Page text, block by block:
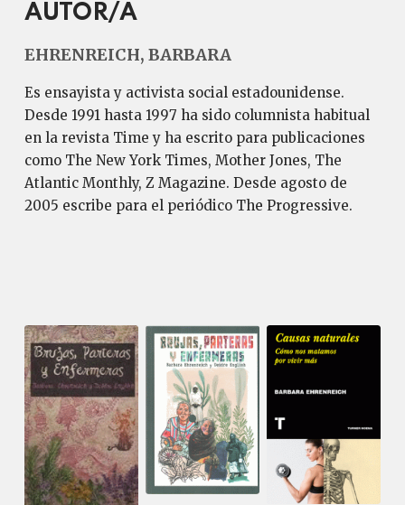
AUTOR/A
EHRENREICH, BARBARA
Es ensayista y activista social estadounidense.
Desde 1991 hasta 1997 ha sido columnista habitual
en la revista Time y ha escrito para publicaciones
como The New York Times, Mother Jones, The
Atlantic Monthly, Z Magazine. Desde agosto de
2005 escribe para el periódico The Progressive.